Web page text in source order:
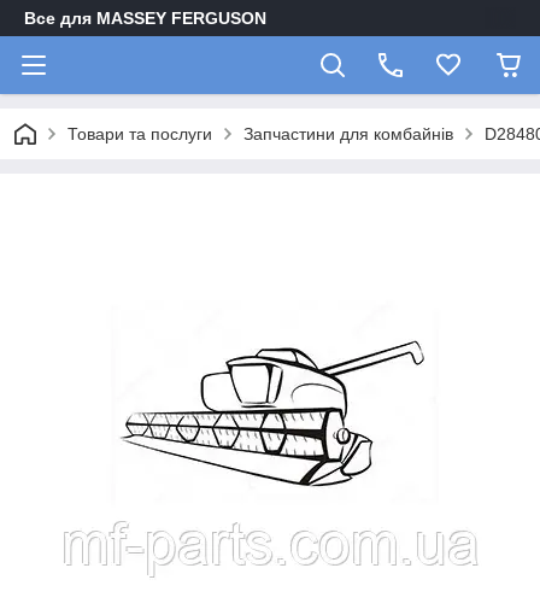
Все для MASSEY FERGUSON
Товари та послуги Запчастини для комбайнів